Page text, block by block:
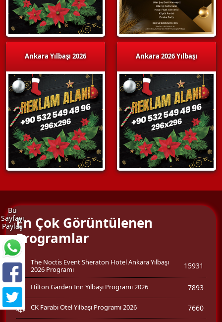
Ankara Yılbaşı 2026 Ankara 2026 Yılbaşı
Bu
Sayfayı
PaylaşEn Çok Görüntülenen
Programlar
The Noctis Event Sheraton Hotel Ankara Yılbaşı
2026 Programı
15931
Hilton Garden Inn Yılbaşı Programı 2026 7893
CK Farabi Otel Yılbaşı Programı 2026 7660